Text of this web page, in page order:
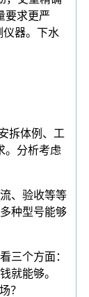
要求更严
仪器。下水
拆体例、工
。分析考虑
、验收等等
种型号能够
三个方面：
就能够。
？